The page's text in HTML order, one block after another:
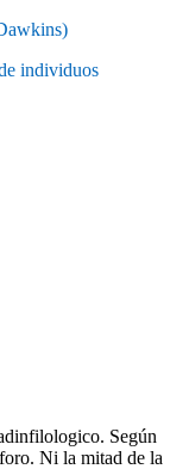
individuos
Según
Ni la mitad de la